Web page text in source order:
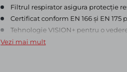
Filtrul respirator asigura protecție
Certificat conform EN 166 și EN
Tehnologie VISION+ pentru o
Un ecran cu filtru automat de
Lumini de lucru cu LED-uri
Vezi mai mult